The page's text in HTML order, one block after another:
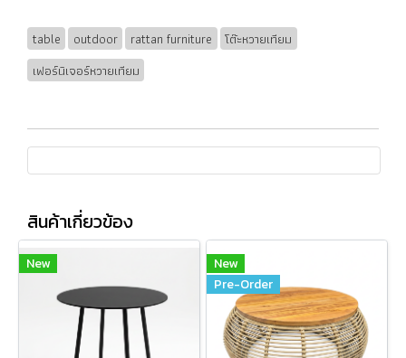
table outdoor rattan furniture
โต๊ะหวายเทียม
เฟอร์นิเจอร์หวายเทียม
สินค้าเกี่ยวข้อง
New
New
Pre-Order